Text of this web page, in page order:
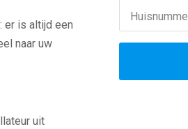
er is altijd een
naar uw
uit